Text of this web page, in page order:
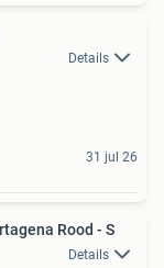
Details
31 jul 26
Rood - S
Details